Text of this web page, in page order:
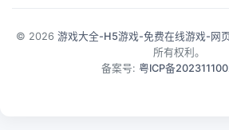
© 2026 游戏大全-H5游戏-免费在线游戏-网
所有权利。
备案号: 粤ICP备